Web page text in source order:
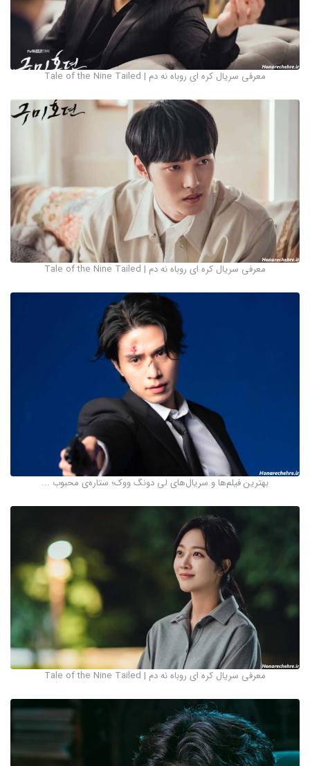
معرفی سریال کره ای روباه نه دم | Tale of the Nine Tailed
معرفی سریال کره ای روباه نه دم | Tale of the Nine Tailed
بهترین فیلم‌ها و سریال‌های لی دونگ ووک؛ ستاره‌ی محبوب ...
معرفی سریال کره ای روباه نه دم | Tale of the Nine Tailed